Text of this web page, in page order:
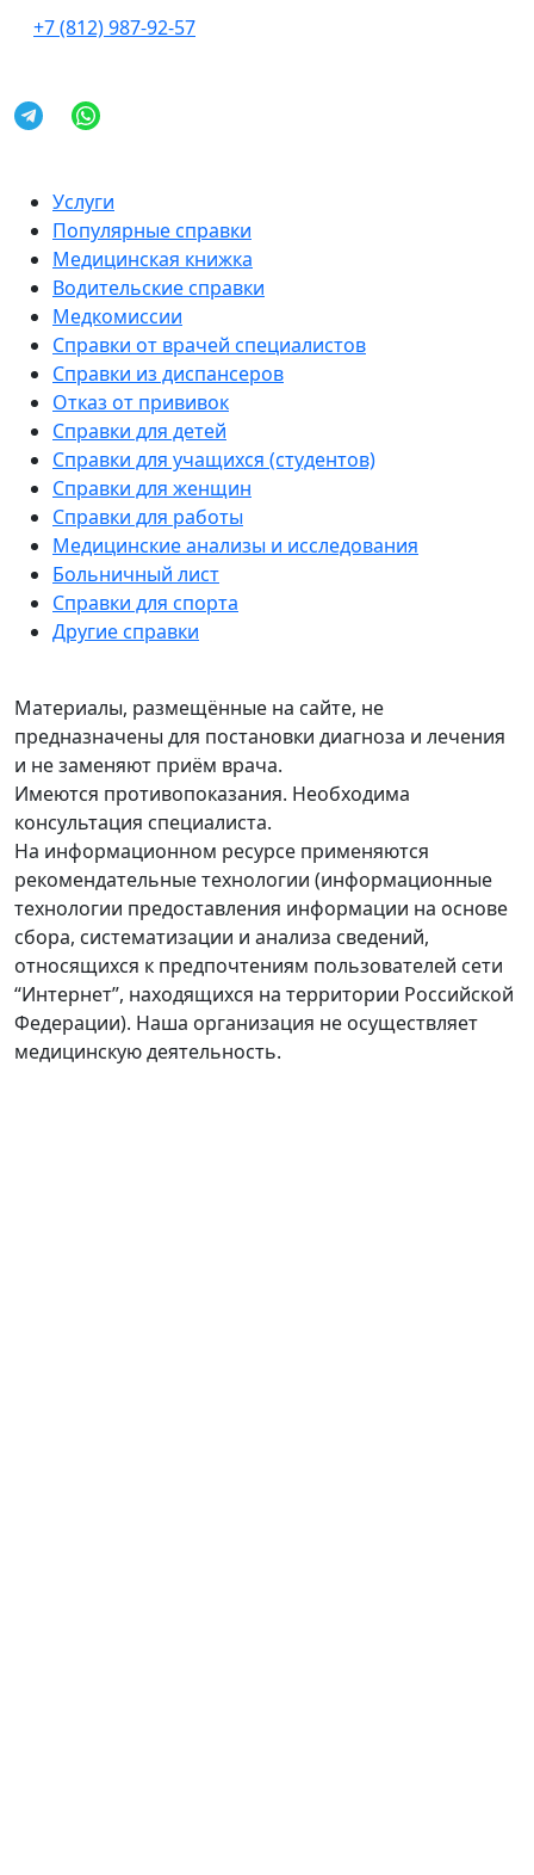
Услуги
Популярные справки
Медицинская книжка
Водительские справки
Медкомиссии
Справки от врачей специалистов
Справки из диспансеров
Отказ от прививок
Справки для детей
Справки для учащихся (студентов)
Справки для женщин
Справки для работы
Медицинские анализы и исследования
Больничный лист
Справки для спорта
Другие справки
+7 (812) 987-92-57
Материалы, размещённые на сайте, не
предназначены для постановки диагноза и лечения
и не заменяют приём врача.
Имеются противопоказания. Необходима
консультация специалиста.
На информационном ресурсе применяются
рекомендательные технологии (информационные
технологии предоставления информации на основе
сбора, систематизации и анализа сведений,
относящихся к предпочтениям пользователей сети
“Интернет”, находящихся на территории Российской
Федерации). Наша организация не осуществляет
медицинскую деятельность.